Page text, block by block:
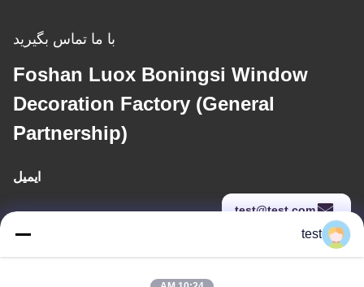
با ما تماس بگیرید
Foshan Luox Boningsi Window
Decoration Factory (General
Partnership)
ایمیل
test@test.com
test